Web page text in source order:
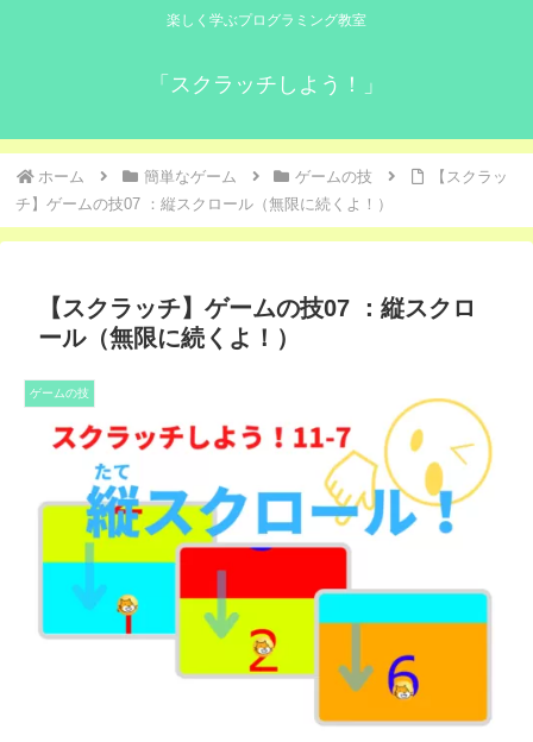
楽しく学ぶプログラミング教室
「スクラッチしよう！」
ホーム 簡単なゲーム ゲームの技
【スクラッ
チ】ゲームの技07 ：縦スクロール（無限に続くよ！）
【スクラッチ】ゲームの技07 ：縦スクロ
ール（無限に続くよ！）
ゲームの技